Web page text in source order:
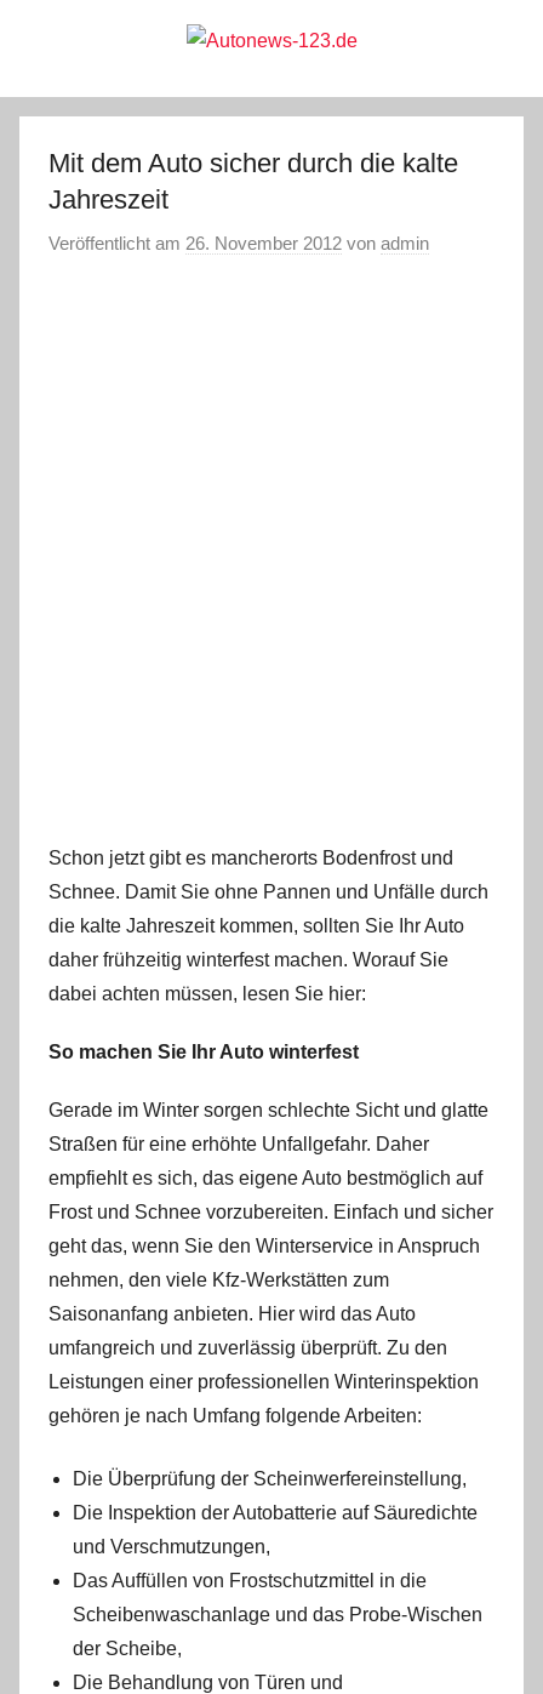
Autonews-
123.de
Mit dem Auto sicher durch die kalte
Jahreszeit
Veröffentlicht am 26. November 2012 von admin
Schon jetzt gibt es mancherorts Bodenfrost und
Schnee. Damit Sie ohne Pannen und Unfälle durch
die kalte Jahreszeit kommen, sollten Sie Ihr Auto
daher frühzeitig winterfest machen. Worauf Sie
dabei achten müssen, lesen Sie hier:
So machen Sie Ihr Auto winterfest
Gerade im Winter sorgen schlechte Sicht und glatte
Straßen für eine erhöhte Unfallgefahr. Daher
empfiehlt es sich, das eigene Auto bestmöglich auf
Frost und Schnee vorzubereiten. Einfach und sicher
geht das, wenn Sie den Winterservice in Anspruch
nehmen, den viele Kfz-Werkstätten zum
Saisonanfang anbieten. Hier wird das Auto
umfangreich und zuverlässig überprüft. Zu den
Leistungen einer professionellen Winterinspektion
gehören je nach Umfang folgende Arbeiten:
Die Überprüfung der Scheinwerfereinstellung,
Die Inspektion der Autobatterie auf Säuredichte
und Verschmutzungen,
Das Auffüllen von Frostschutzmittel in die
Scheibenwaschanlage und das Probe-Wischen
der Scheibe,
Die Behandlung von Türen und